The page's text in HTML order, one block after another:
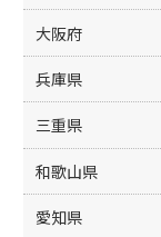
大阪府
兵庫県
三重県
和歌山県
愛知県